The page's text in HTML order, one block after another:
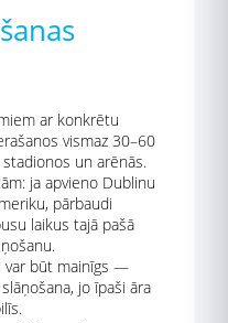
ar konkrētu
vismaz 30–60
un arēnās.
ja apvieno Dublinu
pārbaudi
laikus tajā pašā
var būt mainīgs —
jo īpaši āra